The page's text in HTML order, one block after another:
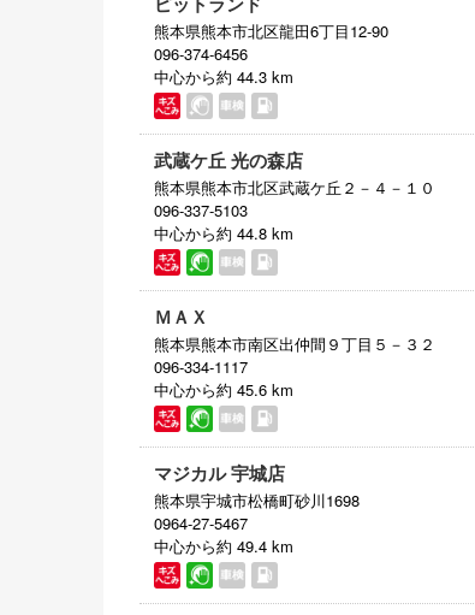
熊本県熊本市北区龍田6丁目12-90
096-374-6456
中心から約 44.3 km
武蔵ケ丘 光の森店
熊本県熊本市北区武蔵ケ丘２－４－１０
096-337-5103
中心から約 44.8 km
ＭＡＸ
熊本県熊本市南区出仲間９丁目５－３２
096-334-1117
中心から約 45.6 km
マジカル 宇城店
熊本県宇城市松橋町砂川1698
0964-27-5467
中心から約 49.4 km